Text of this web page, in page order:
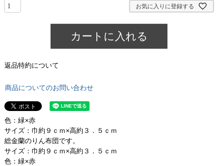
お気に入りに登録する
カートに入れる
返品特約について
商品についてのお問い合わせ
色：緑×赤
サイズ：巾約９ｃｍ×高約３．５ｃｍ
総金蘭のりん布団です。
サイズ：巾約９ｃｍ×高約３．５ｃｍ
色：緑×赤